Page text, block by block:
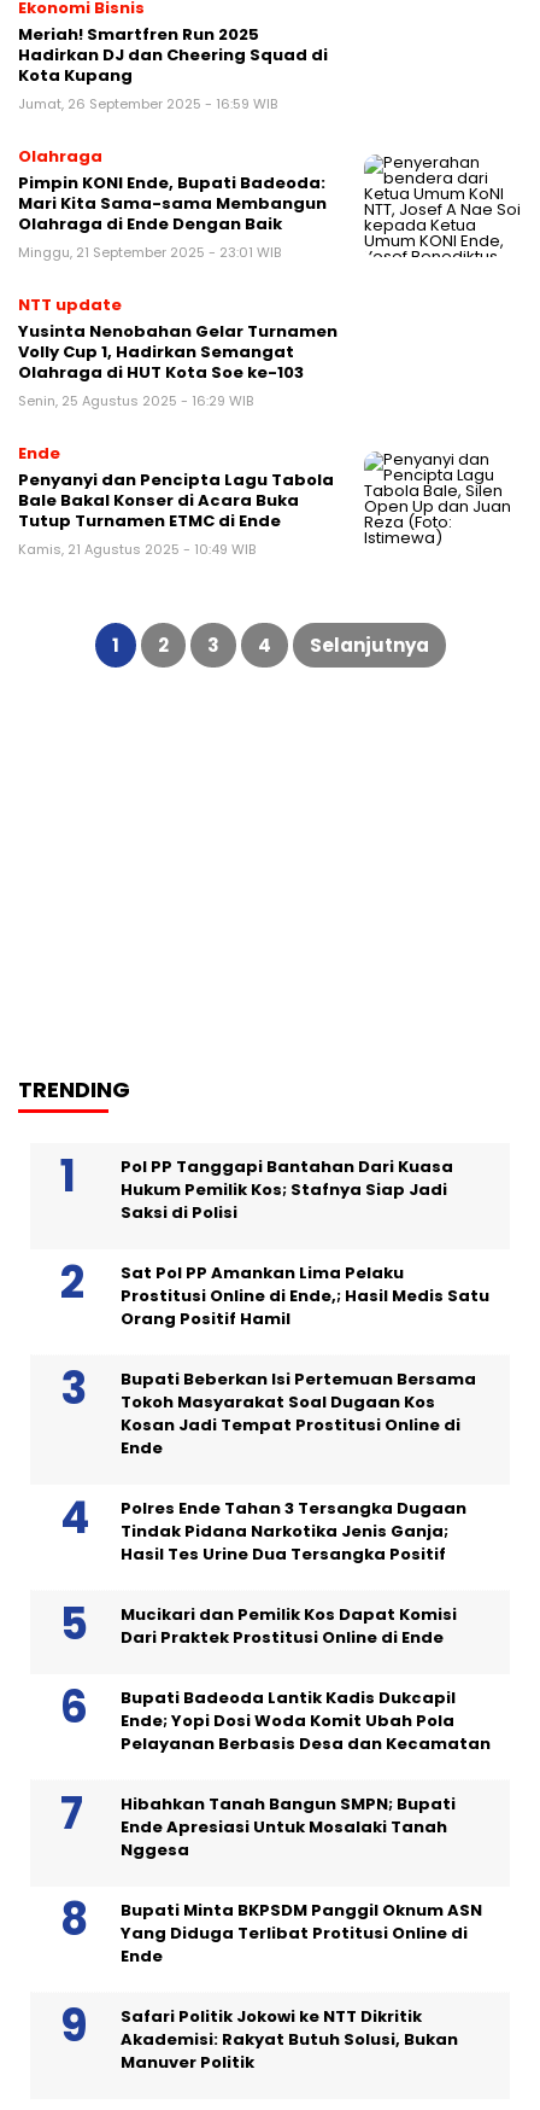
Ekonomi Bisnis
Meriah! Smartfren Run 2025
Hadirkan DJ dan Cheering Squad di
Kota Kupang
Jumat, 26 September 2025 - 16:59 WIB
Olahraga
Pimpin KONI Ende, Bupati Badeoda:
Mari Kita Sama-sama Membangun
Olahraga di Ende Dengan Baik
Minggu, 21 September 2025 - 23:01 WIB
NTT update
Yusinta Nenobahan Gelar Turnamen
Volly Cup 1, Hadirkan Semangat
Olahraga di HUT Kota Soe ke-103
Senin, 25 Agustus 2025 - 16:29 WIB
Ende
Penyanyi dan Pencipta Lagu Tabola
Bale Bakal Konser di Acara Buka
Tutup Turnamen ETMC di Ende
Kamis, 21 Agustus 2025 - 10:49 WIB
Paginasi
1 2 3 4 Selanjutnya
TRENDING
Pol PP Tanggapi Bantahan Dari Kuasa
Hukum Pemilik Kos; Stafnya Siap Jadi
Saksi di Polisi
Sat Pol PP Amankan Lima Pelaku
Prostitusi Online di Ende,; Hasil Medis Satu
Orang Positif Hamil
Bupati Beberkan Isi Pertemuan Bersama
Tokoh Masyarakat Soal Dugaan Kos
Kosan Jadi Tempat Prostitusi Online di
Ende
Polres Ende Tahan 3 Tersangka Dugaan
Tindak Pidana Narkotika Jenis Ganja;
Hasil Tes Urine Dua Tersangka Positif
Mucikari dan Pemilik Kos Dapat Komisi
Dari Praktek Prostitusi Online di Ende
Bupati Badeoda Lantik Kadis Dukcapil
Ende; Yopi Dosi Woda Komit Ubah Pola
Pelayanan Berbasis Desa dan Kecamatan
Hibahkan Tanah Bangun SMPN; Bupati
Ende Apresiasi Untuk Mosalaki Tanah
Nggesa
Bupati Minta BKPSDM Panggil Oknum ASN
Yang Diduga Terlibat Protitusi Online di
Ende
Safari Politik Jokowi ke NTT Dikritik
Akademisi: Rakyat Butuh Solusi, Bukan
Manuver Politik